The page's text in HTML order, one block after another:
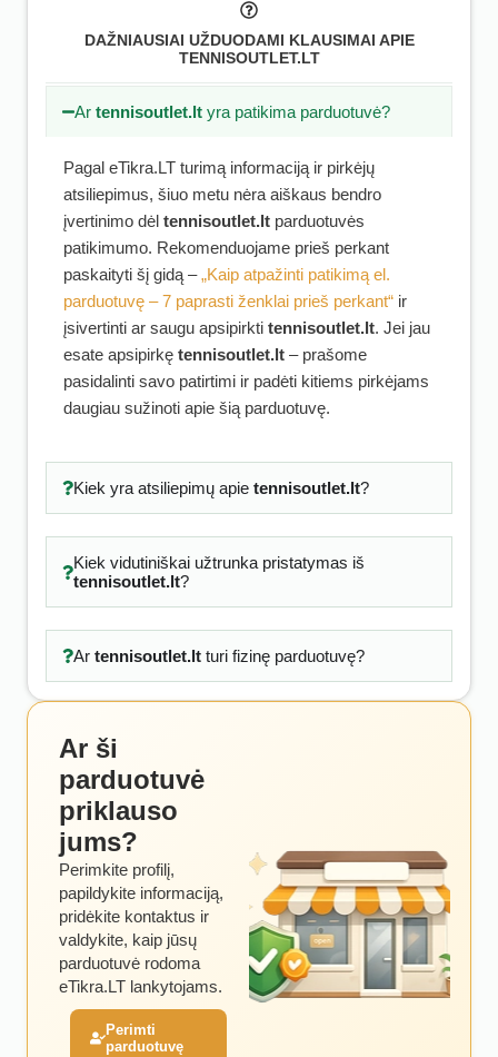
DAŽNIAUSIAI UŽDUODAMI KLAUSIMAI APIE
TENNISOUTLET.LT
Artennisoutlet.lt yra patikima parduotuvė?
Pagal eTikra.LT turimą informaciją ir pirkėjų
atsiliepimus, šiuo metu nėra aiškaus bendro
įvertinimo dėl tennisoutlet.lt parduotuvės
patikimumo. Rekomenduojame prieš perkant
paskaityti šį gidą –„Kaip atpažinti patikimą el.
parduotuvę – 7 paprasti ženklai prieš perkant“ ir
įsivertinti ar saugu apsipirkti tennisoutlet.lt. Jei jau
esate apsipirkę tennisoutlet.lt – prašome
pasidalinti savo patirtimi ir padėti kitiems pirkėjams
daugiau sužinoti apie šią parduotuvę.
Kiek yra atsiliepimų apie tennisoutlet.lt?
Kiek vidutiniškai užtrunka pristatymas iš
tennisoutlet.lt?
Ar tennisoutlet.ltturi fizinę parduotuvę?
Ar ši
parduotuvė
priklauso
jums?
Perimkite profilį,
papildykite informaciją,
pridėkite kontaktus ir
valdykite, kaip jūsų
parduotuvė rodoma
eTikra.LT lankytojams.
Perimti
parduotuvę